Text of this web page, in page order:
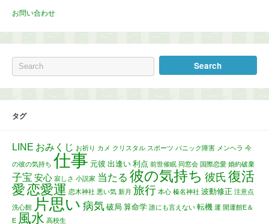
お問い合わせ
タグ
LINE おみくじ お祈り カメ クリスタル スポーツ パニック障害 メンヘラ 今
の彼の気持ち 仕事 元彼 出逢い 利点 前世催眠 同窓会 国際恋愛 婚約破棄
子宝 安心 寂しさ 小説家 当たる 彼の気持ち 彼氏 復活
愛恋愛運 恋木神社 悪い気 新月 旅行 本心 榛名神社 波動修正 注意点
洗心館 片思い 病気 破局 算命学 誰にも言えない 転機 運 開運館E＆
E 風水 高校生